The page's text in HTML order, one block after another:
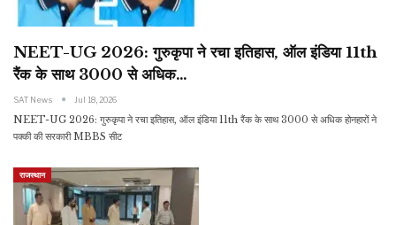
NEET-UG 2026: गुरुकृपा ने रचा इतिहास, ऑल इंडिया 11th
रैंक के साथ 3000 से अधिक…
SAT News Jul 18, 2026
NEET-UG 2026: गुरुकृपा ने रचा इतिहास, ऑल इंडिया 11th रैंक के साथ 3000 से अधिक होनहारों ने
पक्की की सरकारी MBBS सीट
राजस्थान